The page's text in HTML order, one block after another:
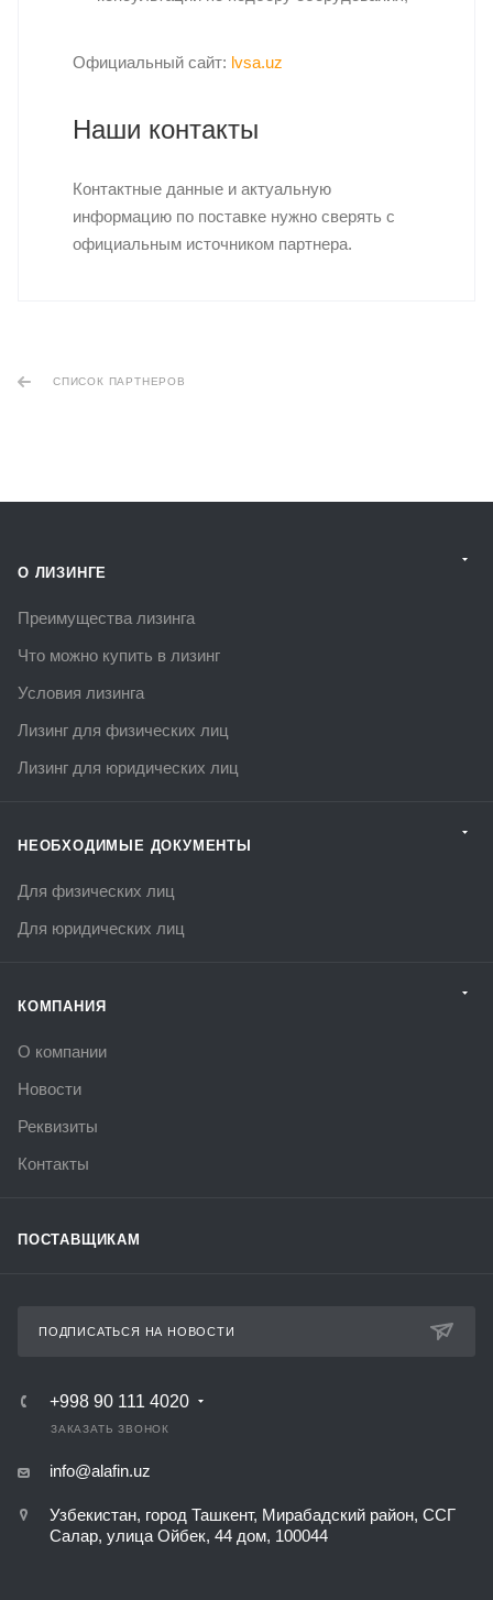
Официальный сайт: lvsa.uz
Наши контакты
Контактные данные и актуальную
информацию по поставке нужно сверять с
официальным источником партнера.
СПИСОК ПАРТНЕРОВ
О ЛИЗИНГЕ
Преимущества лизинга
Что можно купить в лизинг
Условия лизинга
Лизинг для физических лиц
Лизинг для юридических лиц
НЕОБХОДИМЫЕ ДОКУМЕНТЫ
Для физических лиц
Для юридических лиц
КОМПАНИЯ
О компании
Новости
Реквизиты
Контакты
ПОСТАВЩИКАМ
ПОДПИСАТЬСЯ НА НОВОСТИ
+998 90 111 4020
ЗАКАЗАТЬ ЗВОНОК
info@alafin.uz
Узбекистан, город Ташкент, Мирабадский район, ССГ
Салар, улица Ойбек, 44 дом, 100044